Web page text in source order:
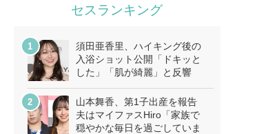
セスランキング
須田亜香里、ハイキング後の
入浴ショット公開「ドキッと
した」「肌が綺麗」と反響
山本舞香、第1子出産を報告
夫はマイファスHiro「家族で
穏やかな毎日を過ごしていま